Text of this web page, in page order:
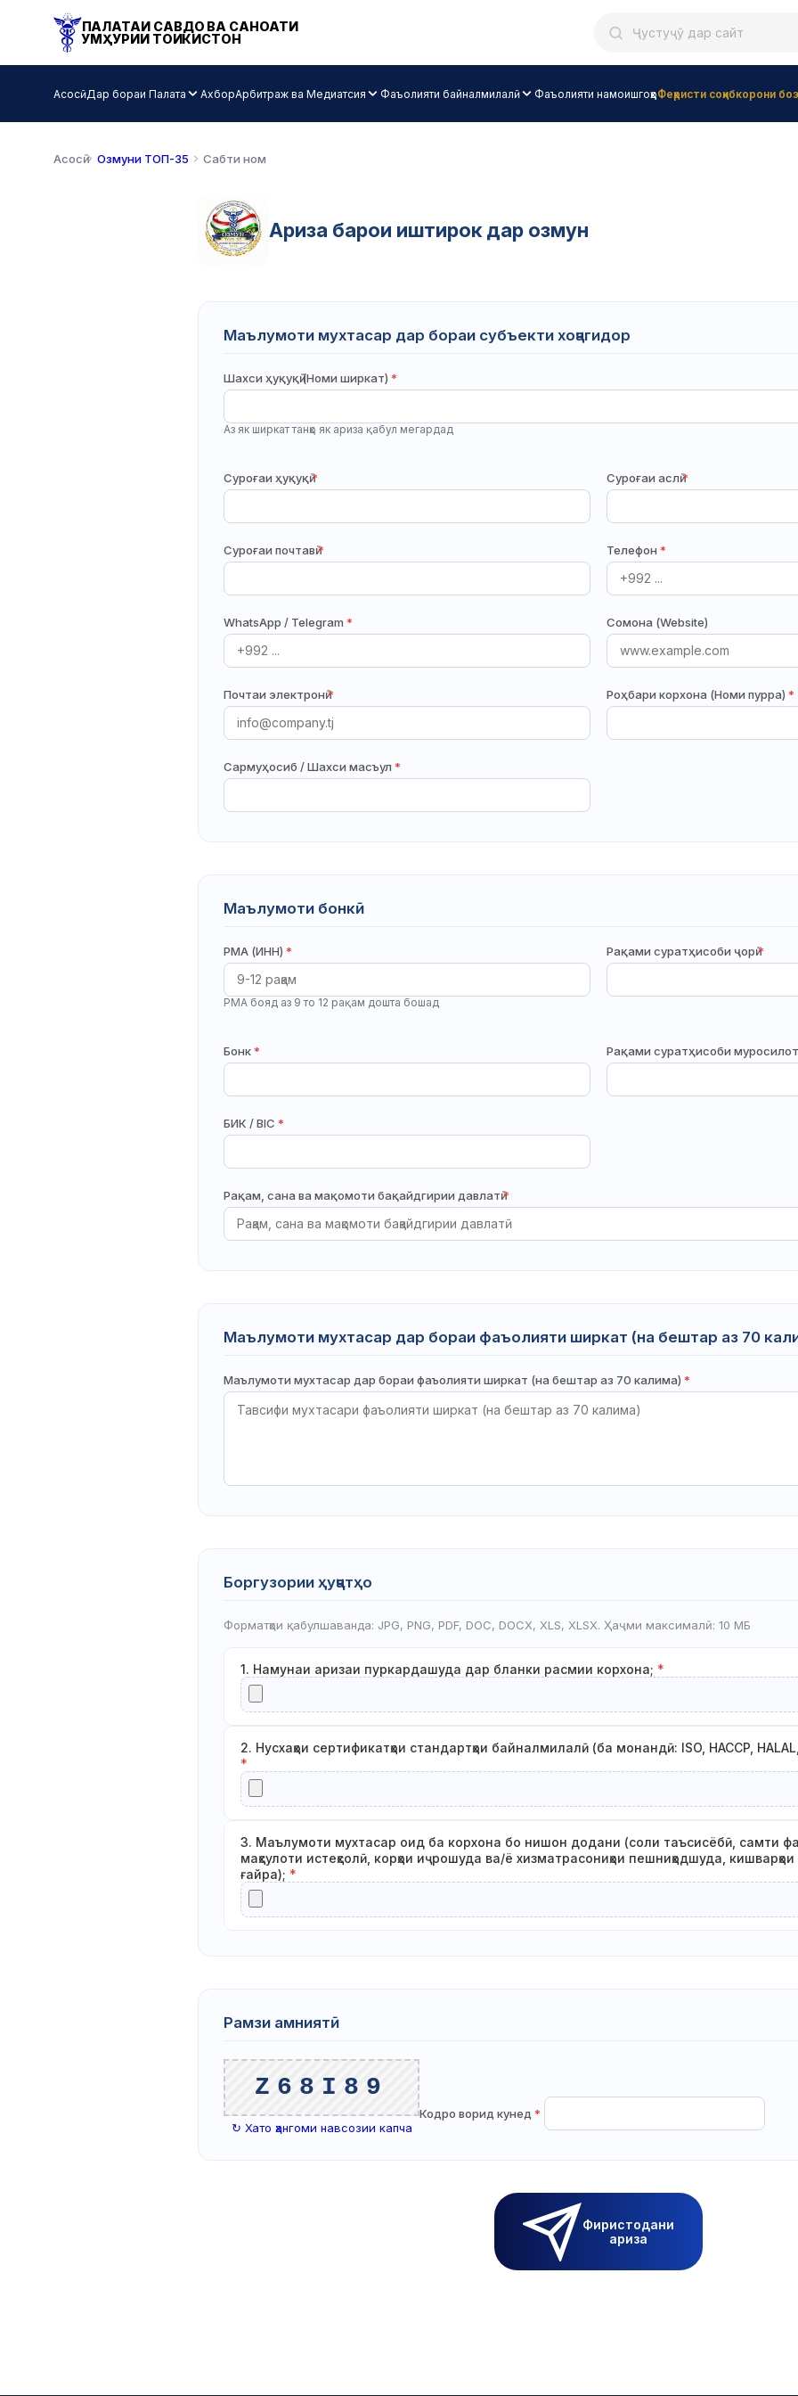
ПАЛАТАИ САВДО ВА САНОАТИ
ҶУМҲУРИИ ТОҶИКИСТОН
АсосӣДар бораи Палата АхборАрбитраж ва Медиатсия Фаъолияти байналмилалӣ Фаъолияти намоишгоҳҳоФеҳристи соҳибкорони
Асосӣ Озмуни ТОП-35 Сабти ном
Ариза барои иштирок дар озмун
Маълумоти мухтасар дар бораи субъекти хоҷагидор
Шахси ҳуқуқӣ (Номи ширкат) *
Аз як ширкат танҳо як ариза қабул мегардад
Суроғаи ҳуқуқӣ* Суроғаи аслӣ*
Суроғаи почтавӣ* Телефон *
WhatsApp / Telegram * Сомона (Website)
Почтаи электронӣ* Роҳбари корхона (Номи пурра) *
Сармуҳосиб / Шахси масъул *
Маълумоти бонкӣ
РМА (ИНН) *
РМА бояд аз 9 то 12 рақам дошта бошад
Рақами суратҳисоби ҷорӣ*
Бонк* Рақами суратҳисоби
БИК / BIC *
Рақам, сана ва мақомоти бақайдгирии давлатӣ*
Маълумоти мухтасар дар бораи фаъолияти ширкат (на бештар аз 70
Маълумоти мухтасар дар бораи фаъолияти ширкат (на бештар аз 70 калима) *
Боргузории ҳуҷҷатҳо
Форматҳои қабулшаванда: JPG, PNG, PDF, DOC, DOCX, XLS, XLSX. Ҳаҷми максималӣ: 10 МБ
1. Намунаи аризаи пуркардашуда дар бланки расмии корхона; *
2. Нусхаҳои сертификатҳои стандартҳои байналмилалӣ (ба монандӣ: ISO, HACCP,
*
3. Маълумоти мухтасар оид ба корхона бо нишон додани (соли таъсисёбӣ, самти
маҳсулоти истеҳсолӣ, корҳои иҷрошуда ва/ё хизматрасониҳои пешниҳодшуда,
ғайра); *
Рамзи амниятӣ
Z68I89
↻ Хато ҳангоми навсозии капча
Кодро ворид кунед *
Фиристодани
ариза